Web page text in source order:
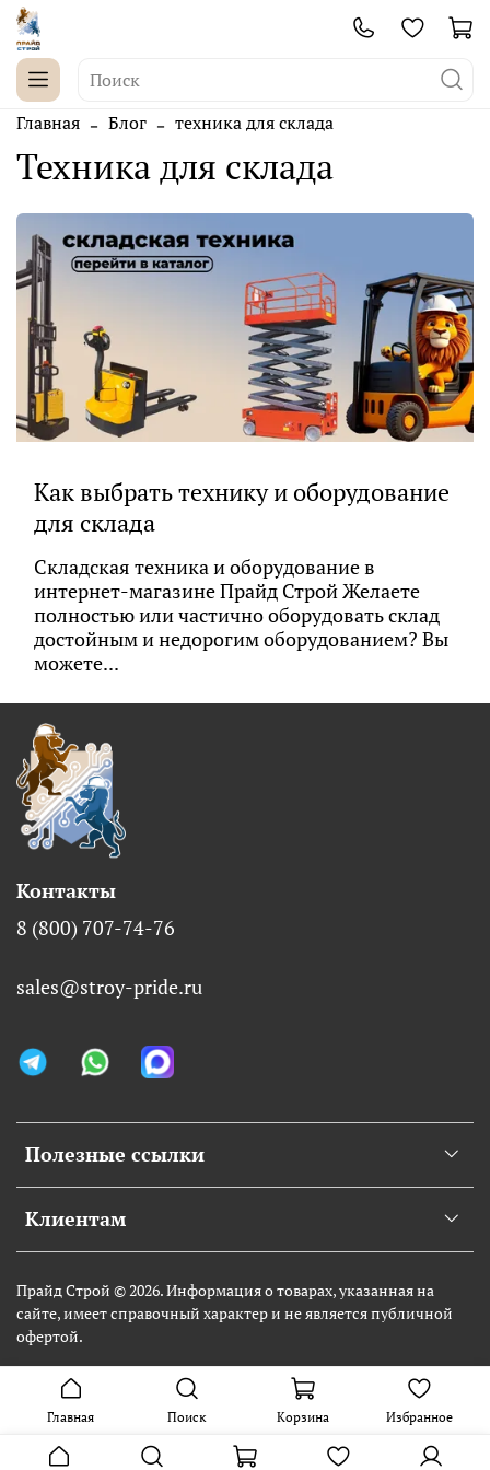
Главная Блог техника для склада
техника для склада
Как выбрать технику и оборудование
для склада
Складская техника и оборудование в
интернет-магазине Прайд Строй Желаете
полностью или частично оборудовать склад
достойным и недорогим оборудованием? Вы
можете...
Полезные ссылки
Клиентам
Контакты
8 (800) 707-74-76
sales@stroy-pride.ru
Прайд Строй © 2026. Информация о товарах, указанная на
сайте, имеет справочный характер и не является публичной
офертой.
Главная Поиск Корзина Избранное